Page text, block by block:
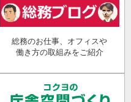
総務のお仕事、オフィスや
働き方の取組みをご紹介